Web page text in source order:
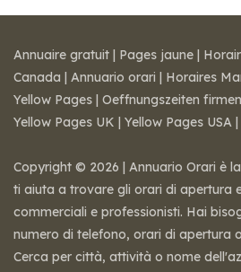
Annuaire gratuit | Pages jaune |
Canada | Annuario orari | Horaires
Yellow Pages | Oeffnungszeiten firmen
Yellow Pages UK | Yellow Pages USA |
Copyright © 2026 | Annuario Orari è
ti aiuta a trovare gli orari di apertura
commerciali e professionisti. Hai
numero di telefono, orari di apertura
Cerca per città, attività o nome